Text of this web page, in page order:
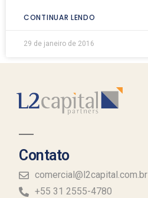
CONTINUAR LENDO
29 de janeiro de 2016
Contato
comercial@l2capital.com.br
+55 31 2555-4780